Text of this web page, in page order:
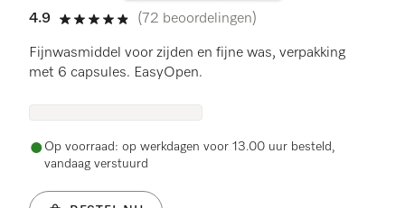
4.9
4.9 sterren op 5
(72 beoordelingen)
Fijnwasmiddel voor zijden en fijne was, verpakking
met 6 capsules. EasyOpen.
Op voorraad: op werkdagen voor 13.00 uur besteld,
vandaag verstuurd